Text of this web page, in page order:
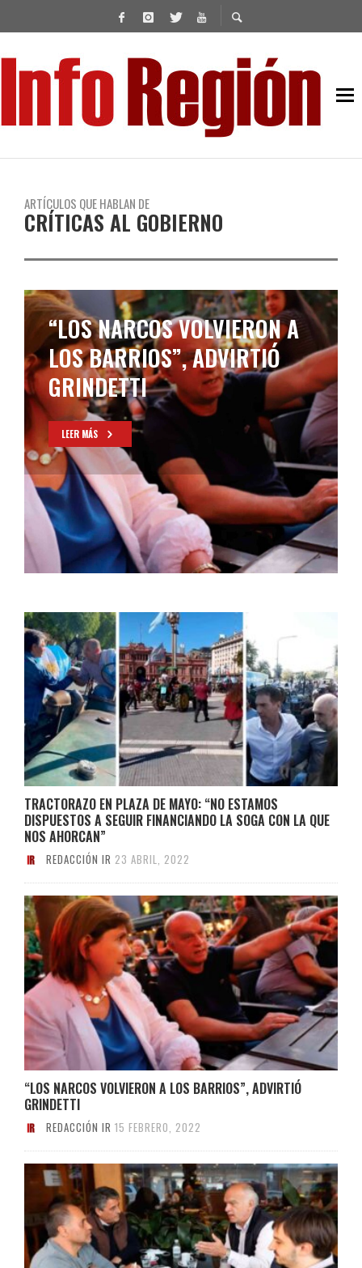
ARTÍCULOS QUE HABLAN DE
CRÍTICAS AL GOBIERNO
“LOS NARCOS VOLVIERON A
LOS BARRIOS”, ADVIRTIÓ
GRINDETTI
LEER MÁS
TRACTORAZO EN PLAZA DE MAYO: “NO ESTAMOS
DISPUESTOS A SEGUIR FINANCIANDO LA SOGA CON LA QUE
NOS AHORCAN”
REDACCIÓN IR 23 ABRIL, 2022
“LOS NARCOS VOLVIERON A LOS BARRIOS”, ADVIRTIÓ
GRINDETTI
REDACCIÓN IR 15 FEBRERO, 2022